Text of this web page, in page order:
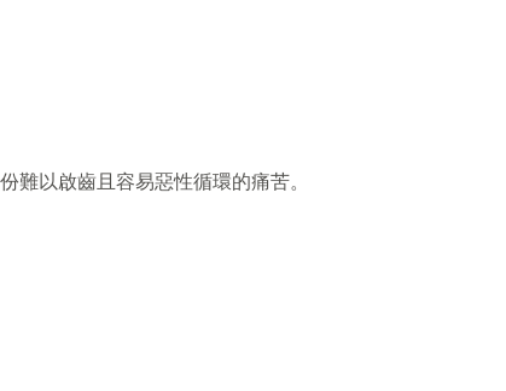
難以啟齒且容易惡性循環的痛苦。